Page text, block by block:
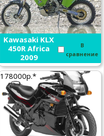
Kawasaki KLX
450R Africa
2009
В
сравнение
178000р.*